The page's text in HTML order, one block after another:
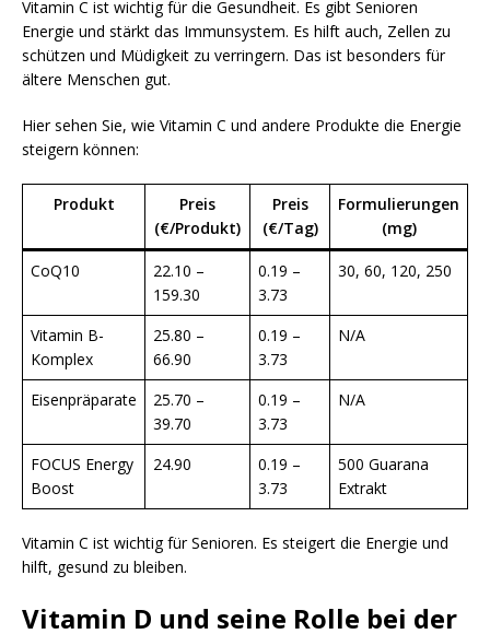
Vitamin C ist wichtig für die Gesundheit. Es gibt Senioren
Energie und stärkt das Immunsystem. Es hilft auch, Zellen zu
schützen und Müdigkeit zu verringern. Das ist besonders für
ältere Menschen gut.
Hier sehen Sie, wie Vitamin C und andere Produkte die Energie
steigern können:
Produkt
Preis
(€/Produkt)
Preis
(€/Tag)
Formulierungen
(mg)
CoQ10
22.10 –
159.30
0.19 –
3.73
30, 60, 120, 250
Vitamin B-
Komplex
25.80 –
66.90
0.19 –
3.73
N/A
Eisenpräparate
25.70 –
39.70
0.19 –
3.73
N/A
FOCUS Energy
Boost
24.90
0.19 –
3.73
500 Guarana
Extrakt
Vitamin C ist wichtig für Senioren. Es steigert die Energie und
hilft, gesund zu bleiben.
Vitamin D und seine Rolle bei der